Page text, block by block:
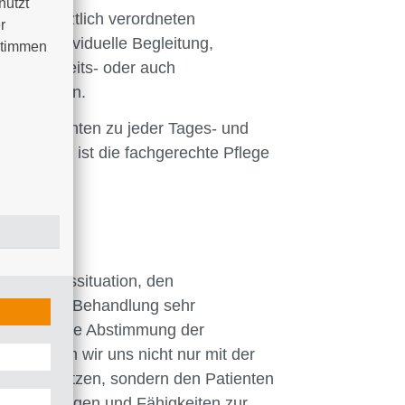
bei ärztlich verordneten
die individuelle Begleitung,
, krankheits- oder auch
Patienten.
Patienten zu jeder Tages- und
ist die fachgerechte Pflege
Lebenssituation, den
Behandlung sehr
Abstimmung der
indem wir uns nicht nur mit der
sondern den Patienten